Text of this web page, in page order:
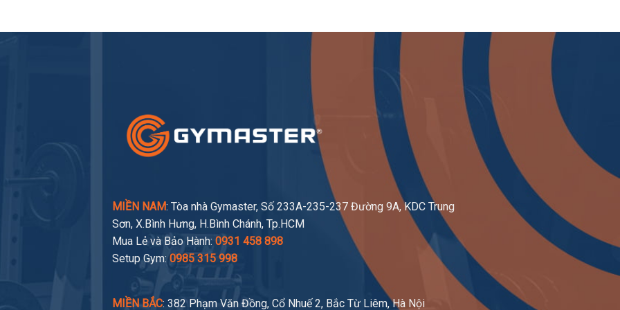
MIỀN NAM: Tòa nhà Gymaster, Số 233A-235-237 Đường 9A, KDC Trung
Sơn, X.Bình Hưng, H.Bình Chánh, Tp.HCM
Mua Lẻ và Bảo Hành: 0931 458 898
Setup Gym:0985 315 998
MIỀN BẮC: 382 Phạm Văn Đồng, Cổ Nhuế 2, Bắc Từ Liêm, Hà Nội